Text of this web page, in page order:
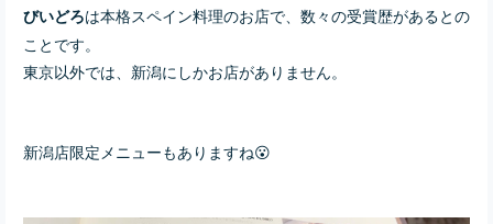
びいどろは本格スペイン料理のお店で、数々の受賞歴があるとの
ことです。
東京以外では、新潟にしかお店がありません。
新潟店限定メニューもありますね😮